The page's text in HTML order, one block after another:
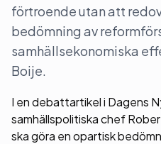
förtroende utan att
bedömning av
samhällsekonomiska
Boije.
I en debattartikel i Dagens
samhällspolitiska chef
ska göra en opartisk